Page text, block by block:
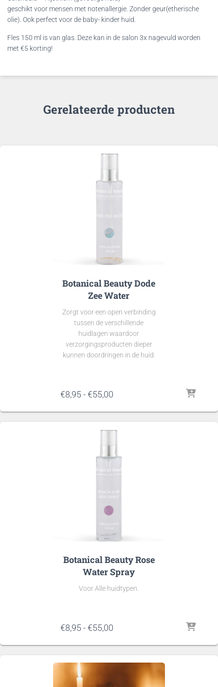
geschikt voor mensen met notenallergie. Zonder geur(etherische
olie). Ook perfect voor de baby- kinder huid.
Fles 150 ml is van glas. Deze kan in de salon 3x nagevuld worden
met €5 korting!
Gerelateerde producten
Botanical Beauty Dode
Zee Water
Zorgt voor een open verbinding
tussen de verschillende
huidlagen waardoor
verzorgingsproducten dieper
kunnen doordringen in de huid.
€8,95-€55,00
tot
Botanical Beauty Rose
Water Spray
Voor Alle huidtypen.
€8,95-€55,00
tot